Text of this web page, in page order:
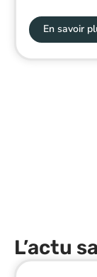
En savoir
L’actu